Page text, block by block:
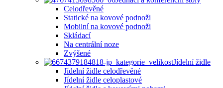
Celodřevěné
Statické na kovové podnoži
Mobilní na kovové podnoži
Skládací
Na centrální noze
Zvýšené
Jídelní židle
Jídelní židle celodřevěné
Jídelní židle celoplastové